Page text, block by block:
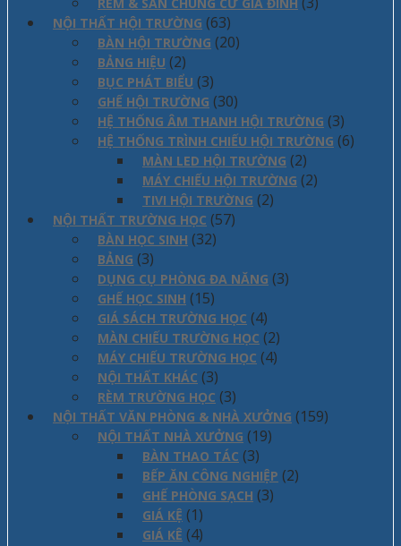
NỘI THẤT HỘI TRƯỜNG (63)
BÀN HỘI TRƯỜNG (20)
BẢNG HIỆU (2)
BỤC PHÁT BIỂU (3)
GHẾ HỘI TRƯỜNG (30)
HỆ THỐNG ÂM THANH HỘI TRƯỜNG (3)
HỆ THỐNG TRÌNH CHIẾU HỘI TRƯỜNG (6)
MÀN LED HỘI TRƯỜNG (2)
MÁY CHIẾU HỘI TRƯỜNG (2)
TIVI HỘI TRƯỜNG (2)
NỘI THẤT TRƯỜNG HỌC (57)
BÀN HỌC SINH (32)
BẢNG (3)
DỤNG CỤ PHÒNG ĐA NĂNG (3)
GHẾ HỌC SINH (15)
GIÁ SÁCH TRƯỜNG HỌC (4)
MÀN CHIẾU TRƯỜNG HỌC (2)
MÁY CHIẾU TRƯỜNG HỌC (4)
NỘI THẤT KHÁC (3)
RÈM TRƯỜNG HỌC (3)
NỘI THẤT VĂN PHÒNG & NHÀ XƯỞNG (159)
NỘI THẤT NHÀ XƯỞNG (19)
BÀN THAO TÁC (3)
BẾP ĂN CÔNG NGHIỆP (2)
GHẾ PHÒNG SẠCH (3)
GIÁ KỆ (1)
GIÁ KÊ (4)